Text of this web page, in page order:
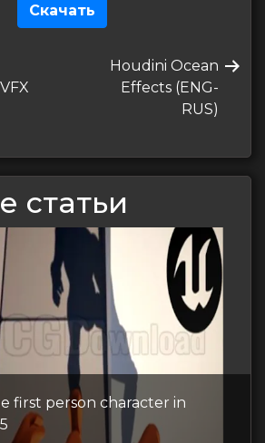
Скачать
Следующая
запись
Houdini Ocean
Effects (ENG-
RUS)
статьи
first person character in